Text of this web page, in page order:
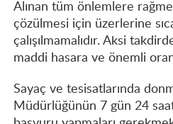
Alınan tüm önlemlere
çözülmesi için üzerlerine
çalışılmamalıdır. Aksi
maddi hasara ve önemli
Sayaç ve tesisatlarında
Müdürlüğünün 7 gün 24